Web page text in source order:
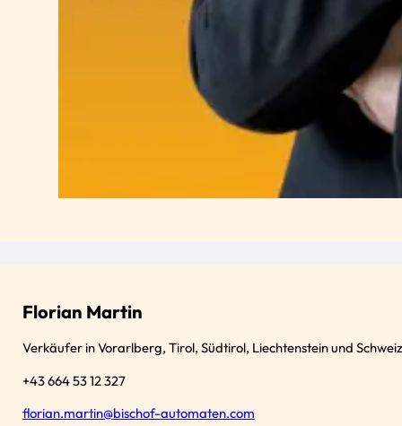
Florian Martin
Verkäufer in Vorarlberg, Tirol, Südtirol, Liechtenstein und Schweiz
+43 664 53 12 327
florian.martin@bischof-automaten.com